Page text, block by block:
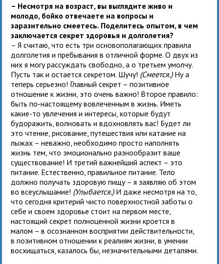
– Несмотря на возраст, вы выглядите живо и
молодо, бойко отвечаете на вопросы и
заразительно смеетесь. Поделитесь опытом, в чем
заключается секрет здоровья и долголетия?
– Я считаю, что есть три основополагающих правила
долголетия и пребывания в отличной форме. О двух из
них я могу рассуждать свободно, а о третьем умолчу.
Пусть так и остается секретом. Шучу! (Смеется.)Ну а
теперь серьезно! Главный секрет – позитивное
отношение к жизни, это очень важно! Второе правило:
быть по-настоящему вовлеченным в жизнь. Иметь
какие-то увлечения и интересы, которые будут
будоражить, волновать и вдохновлять вас! Будет ли
это чтение, рисование, путешествия или катание на
лыжах – неважно, необходимо просто наполнять
жизнь тем, что эмоционально разнообразит ваше
существование! И третий важнейший аспект – это
питание. Естественно, правильное питание. Тело
должно получать здоровую пищу – я заявляю об этом
во всеуслышание! (Улыбается.)И даже несмотря на то,
что сегодня критерий чисто поверхностной заботы о
себе и своем здоровье стоит на первом месте,
настоящий секрет полноценной жизни кроется в
малом – в осознанном восприятии действительности,
в позитивном отношении к реалиям жизни, в умении
восхищаться, казалось бы, незначительными деталями.